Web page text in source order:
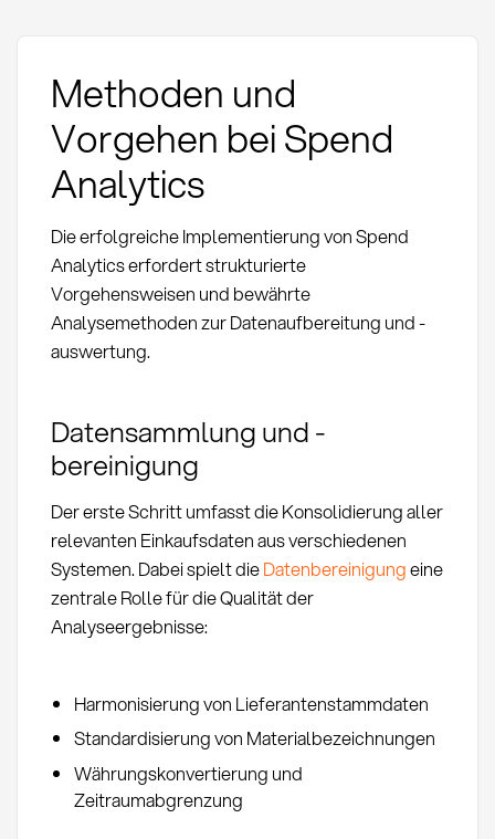
Methoden und
Vorgehen bei Spend
Analytics
Die erfolgreiche Implementierung von Spend
Analytics erfordert strukturierte
Vorgehensweisen und bewährte
Analysemethoden zur Datenaufbereitung und -
auswertung.
Datensammlung und -
bereinigung
Der erste Schritt umfasst die Konsolidierung aller
relevanten Einkaufsdaten aus verschiedenen
Systemen. Dabei spielt dieDatenbereinigungeine
zentrale Rolle für die Qualität der
Analyseergebnisse:
Harmonisierung von Lieferantenstammdaten
Standardisierung von Materialbezeichnungen
Währungskonvertierung und
Zeitraumabgrenzung